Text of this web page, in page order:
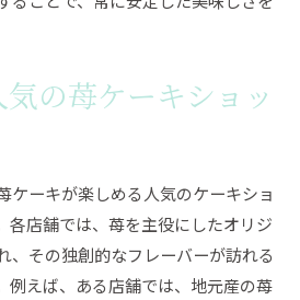
の苺ケーキショッ
ケーキが楽しめる人気のケーキショ
各店舗では、苺を主役にしたオリジ
、その独創的なフレーバーが訪れる
例えば、ある店舗では、地元産の苺